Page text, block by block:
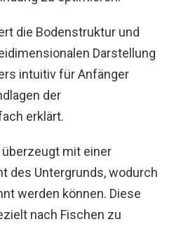
die Bodenstruktur und
Darstellung
intuitiv für Anfänger
der
erklärt.
überzeugt mit einer
des Untergrunds, wodurch
werden können. Diese
nach Fischen zu